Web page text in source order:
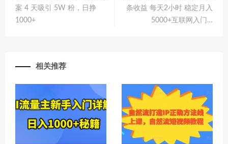
案 4 天吸引 5W 粉，日挣
1000+
条收益 每天2小时 稳定月入
5000+互联网入门…
相关推荐